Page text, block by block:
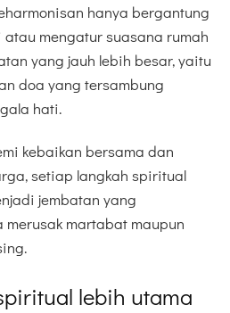
hanya bergantung
mengatur suasana rumah
yang jauh lebih besar, yaitu
doa yang tersambung
hati.
kebaikan bersama dan
setiap langkah spiritual
jembatan yang
martabat maupun
lebih utama